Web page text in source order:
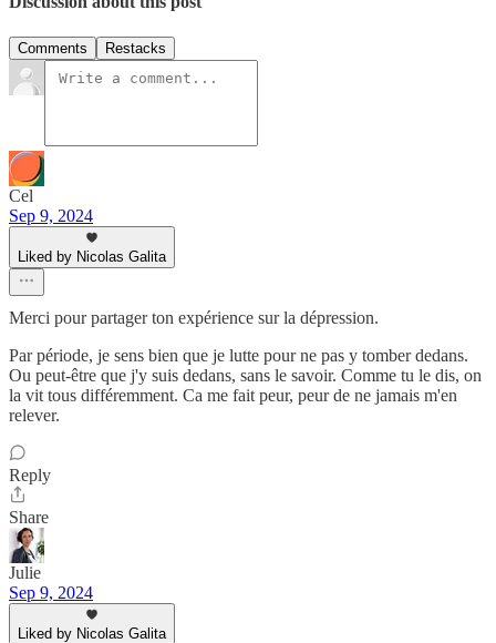
Comments Restacks
Cel
Sep 9, 2024
Liked by Nicolas Galita
Merci pour partager ton expérience sur la dépression.
Par période, je sens bien que je lutte pour ne pas y tomber dedans.
Ou peut-être que j'y suis dedans, sans le savoir. Comme tu le dis, on
la vit tous différemment. Ca me fait peur, peur de ne jamais m'en
relever.
Reply
Share
Julie
Sep 9, 2024
Liked by Nicolas Galita